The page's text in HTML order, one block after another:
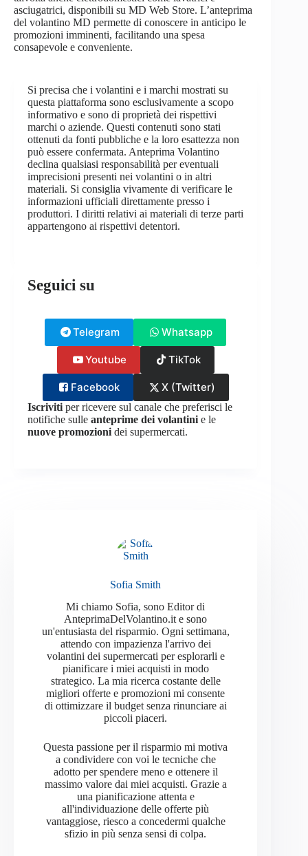
asciugatrici, disponibili su MD Web Store. L’anteprima
del volantino MD permette di conoscere in anticipo le
promozioni imminenti, facilitando una spesa
consapevole e conveniente.
Si precisa che i volantini e i marchi mostrati su
questa piattaforma sono esclusivamente a scopo
informativo e sono di proprietà dei rispettivi
marchi o aziende. Questi contenuti sono stati
ottenuti da fonti pubbliche e la loro esattezza non
può essere confermata. Anteprima Volantino
declina qualsiasi responsabilità per eventuali
imprecisioni presenti nei volantini o in altri
materiali. Si consiglia vivamente di verificare le
informazioni ufficiali direttamente presso i
produttori. I diritti relativi ai materiali di terze parti
appartengono ai rispettivi detentori.
Seguici su
Telegram Whatsapp
Youtube TikTok
Facebook X (Twitter)
Iscriviti per ricevere sul canale che preferisci le
notifiche sulle anteprime dei volantini e le
nuove promozioni dei supermercati.
Sofia Smith
Mi chiamo Sofia, sono Editor di
AnteprimaDelVolantino.it e sono
un'entusiasta del risparmio. Ogni settimana,
attendo con impazienza l'arrivo dei
volantini dei supermercati per esplorarli e
pianificare i miei acquisti in modo
strategico. La mia ricerca costante delle
migliori offerte e promozioni mi consente
di ottimizzare il budget senza rinunciare ai
piccoli piaceri.
Questa passione per il risparmio mi motiva
a condividere con voi le tecniche che
adotto per spendere meno e ottenere il
massimo valore dai miei acquisti. Grazie a
una pianificazione attenta e
all'individuazione delle offerte più
vantaggiose, riesco a concedermi qualche
sfizio in più senza sensi di colpa.